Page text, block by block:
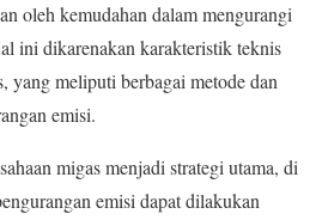
oleh kemudahan dalam mengurangi
ini dikarenakan karakteristik teknis
yang meliputi berbagai metode dan
emisi.
migas menjadi strategi utama, di
emisi dapat dilakukan